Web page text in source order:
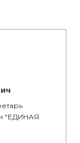
"ЕДИНАЯ